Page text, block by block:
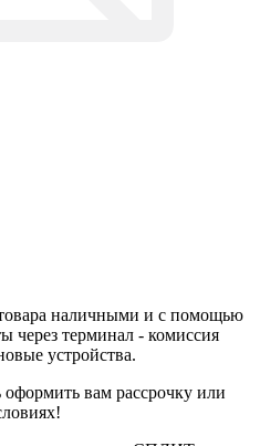
наличными и с помощью
через терминал - комиссия
устройства.
вам рассрочку или